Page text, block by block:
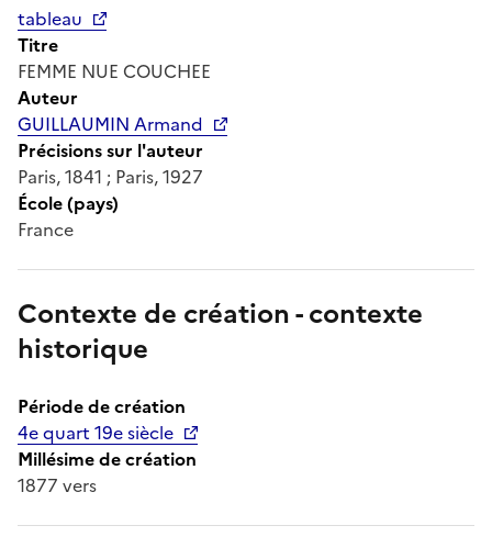
tableau
Titre
FEMME NUE COUCHEE
Auteur
GUILLAUMIN Armand
Précisions sur l'auteur
Paris, 1841 ; Paris, 1927
École (pays)
France
Contexte de création - contexte
historique
Période de création
4e quart 19e siècle
Millésime de création
1877 vers